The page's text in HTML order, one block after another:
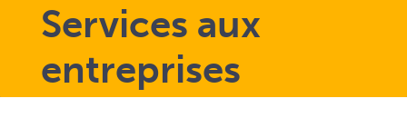
Services aux
entreprises